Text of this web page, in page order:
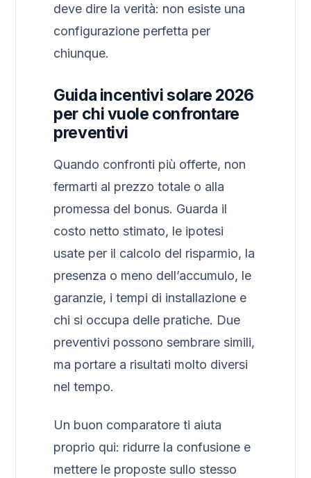
deve dire la verità: non esiste una
configurazione perfetta per
chiunque.
Guida incentivi solare 2026
per chi vuole confrontare
preventivi
Quando confronti più offerte, non
fermarti al prezzo totale o alla
promessa del bonus. Guarda il
costo netto stimato, le ipotesi
usate per il calcolo del risparmio, la
presenza o meno dell’accumulo, le
garanzie, i tempi di installazione e
chi si occupa delle pratiche. Due
preventivi possono sembrare simili,
ma portare a risultati molto diversi
nel tempo.
Un buon comparatore ti aiuta
proprio qui: ridurre la confusione e
mettere le proposte sullo stesso